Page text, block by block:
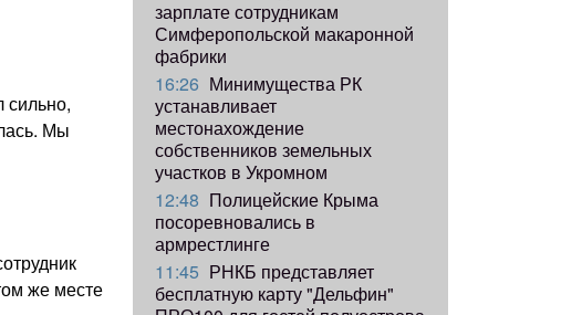
сильно,
Мы
же месте
зарплате сотрудникам
Симферопольской макаронной
фабрики
16:26 Минимущества РК
устанавливает
местонахождение
собственников земельных
участков в Укромном
12:48 Полицейские Крыма
посоревновались в
армрестлинге
11:45 РНКБ представляет
бесплатную карту "Дельфин"